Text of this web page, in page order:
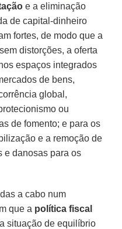
e a eliminação
de capital-dinheiro
fortes, de modo que a
distorções, a oferta
espaços integrados
de bens,
global,
ou
de fomento; e para os
e a remoção de
e danosas para os
a cabo num
que a política fiscal
situação de equilíbrio